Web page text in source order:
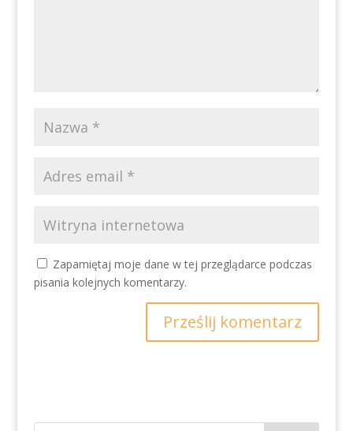
Zapamiętaj moje dane w tej przeglądarce podczas
pisania kolejnych komentarzy.